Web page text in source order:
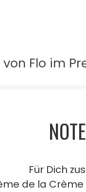
Flo im
Für Dich
de la